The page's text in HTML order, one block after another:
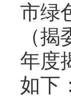
市绿
（
年度
如下